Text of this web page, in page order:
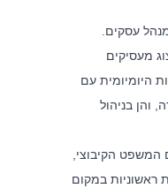
עסקים.
מעסיקים
היומיומית עם
והן בניהול
המשפט הקיבוצי,
ראשוניות במקום